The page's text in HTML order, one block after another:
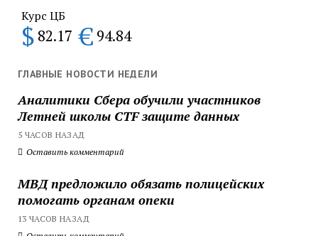
Курс ЦБ
$ 82.17 € 94.84
ГЛАВНЫЕ НОВОСТИ НЕДЕЛИ
Аналитики Сбера обучили участников
Летней школы CTF защите данных
5 ЧАСОВ НАЗАД
Оставить комментарий
МВД предложило обязать полицейских
помогать органам опеки
13 ЧАСОВ НАЗАД